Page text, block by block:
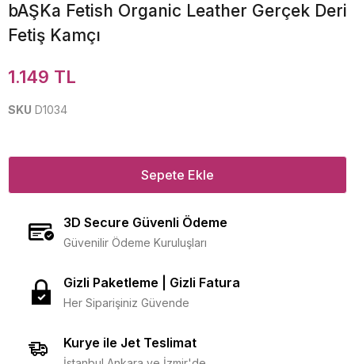
bAŞKa Fetish Organic Leather Gerçek Deri
Fetiş Kamçı
1.149 TL
SKU D1034
Sepete Ekle
3D Secure Güvenli Ödeme
Güvenilir Ödeme Kuruluşları
Gizli Paketleme | Gizli Fatura
Her Siparişiniz Güvende
Kurye ile Jet Teslimat